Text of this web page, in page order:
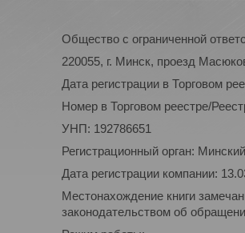
Общество с ограниченной
220055, г. Минск, проезд
Дата регистрации в Торговом
Номер в Торговом реестре/
УНП: 192786651
Регистрационный орган:
Дата регистрации компании:
Местонахождение книги
законодательством об